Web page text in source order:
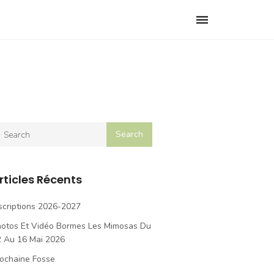
Toggle
Récents
2026-2027
Et Vidéo Bormes Les Mimosas Du
Au 16 Mai 2026
Fosse